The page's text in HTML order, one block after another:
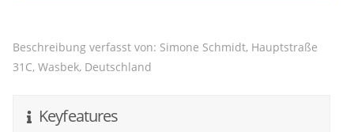
Grinsekatze verschwindet, ich möchte Euch bei
Eurem schönsten Murmeltiertag helfen.
Hochzeit wiedersehen, dürft ihr meinen anderen
Beschreibung verfasst von: Simone Schmidt, Hauptstraße
31C, Wasbek, Deutschland
Keyfeatures